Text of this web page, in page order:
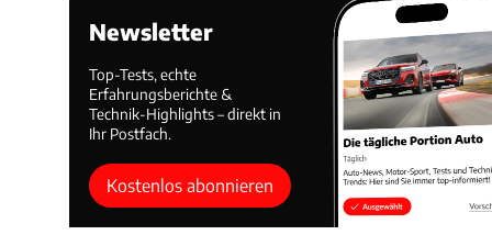
Newsletter
Top-Tests, echte
Erfahrungsberichte &
Technik-Highlights – direkt in
Ihr Postfach.
Kostenlos abonnieren